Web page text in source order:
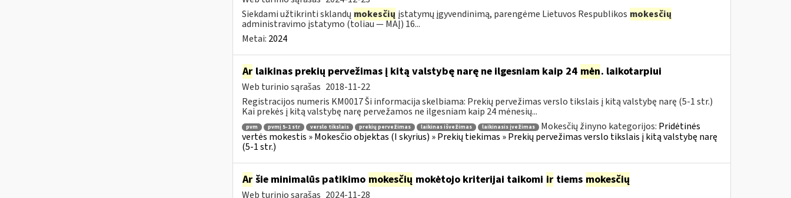
Siekdami užtikrinti sklandų mokesčių įstatymų įgyvendinimą, parengėme Lietuvos Respublikos mokesčių
administravimo įstatymo (toliau — MAĮ) 16...
Metai: 2024
Arlaikinas prekių pervežimas į kitą valstybę narę ne ilgesniam kaip 24 mėn. laikotarpiui
Web turinio sąrašas 2018-11-22
Registracijos numeris KM0017 Ši informacija skelbiama: Prekių pervežimas verslo tikslais į kitą valstybę narę (5-1 str.)
Kai prekės į kitą valstybę narę pervežamos ne ilgesniam kaip 24 mėnesių...
pvm pvmį 5-1 str verslo tikslais prekių pervežimas laikinas išvežimas laikinasis įvežimas Mokesčių žinyno kategorijos: Pridėtinės
vertės mokestis » Mokesčio objektas (I skyrius) » Prekių tiekimas » Prekių pervežimas verslo tikslais į kitą valstybę narę
(5-1 str.)
Aršie minimalūs patikimo mokesčių mokėtojo kriterijai taikomi irtiems mokesčių
Web turinio sąrašas 2024-11-28